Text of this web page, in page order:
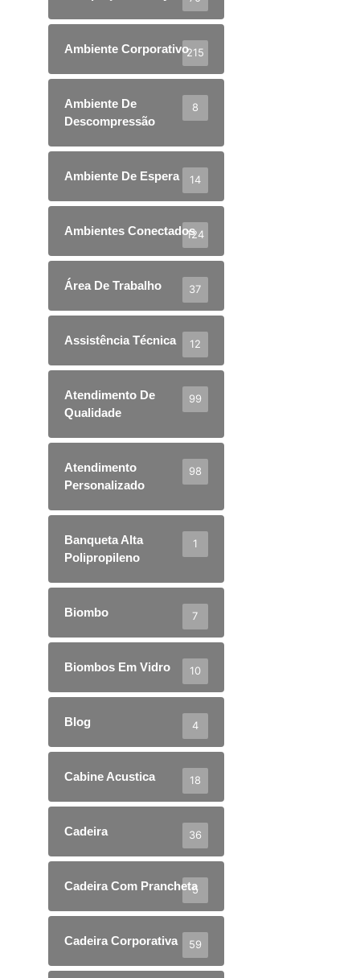
Ambiente Corporativo215
Ambiente De
Descompressão
8
Ambiente De Espera 14
Ambientes Conectados124
Área De Trabalho 37
Assistência Técnica 12
Atendimento De
Qualidade
99
Atendimento
Personalizado
98
Banqueta Alta
Polipropileno
1
Biombo 7
Biombos Em Vidro 10
Blog 4
Cabine Acustica 18
Cadeira 36
Cadeira Com Prancheta
5
Cadeira Corporativa 59